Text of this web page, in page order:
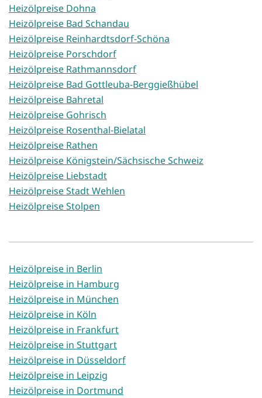
Heizölpreise Dohna
Heizölpreise Bad Schandau
Heizölpreise Reinhardtsdorf-Schöna
Heizölpreise Porschdorf
Heizölpreise Rathmannsdorf
Heizölpreise Bad Gottleuba-Berggießhübel
Heizölpreise Bahretal
Heizölpreise Gohrisch
Heizölpreise Rosenthal-Bielatal
Heizölpreise Rathen
Heizölpreise Königstein/Sächsische Schweiz
Heizölpreise Liebstadt
Heizölpreise Stadt Wehlen
Heizölpreise Stolpen
Heizölpreise in Berlin
Heizölpreise in Hamburg
Heizölpreise in München
Heizölpreise in Köln
Heizölpreise in Frankfurt
Heizölpreise in Stuttgart
Heizölpreise in Düsseldorf
Heizölpreise in Leipzig
Heizölpreise in Dortmund